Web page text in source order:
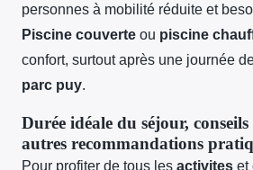
personnes à mobilité réduite et
Piscine couverte ou piscine
confort, surtout après une journée
parc puy.
Durée idéale du séjour,
autres recommandations
Pour profiter de tous les activites et